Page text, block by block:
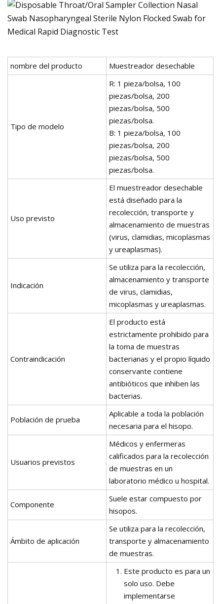
nombre del producto Muestreador desechable
Tipo de modelo
R: 1 pieza/bolsa, 100
piezas/bolsa, 200
piezas/bolsa, 500
piezas/bolsa.
B: 1 pieza/bolsa, 100
piezas/bolsa, 200
piezas/bolsa, 500
piezas/bolsa.
Uso previsto
El muestreador desechable
está diseñado para la
recolección, transporte y
almacenamiento de muestras
(virus, clamidias, micoplasmas
y ureaplasmas).
Indicación
Se utiliza para la recolección,
almacenamiento y transporte
de virus, clamidias,
micoplasmas y ureaplasmas.
Contraindicación
El producto está
estrictamente prohibido para
la toma de muestras
bacterianas y el propio líquido
conservante contiene
antibióticos que inhiben las
bacterias.
Población de prueba
Aplicable a toda la población
necesaria para el hisopo.
Usuarios previstos
Médicos y enfermeras
calificados para la recolección
de muestras en un
laboratorio médico u hospital.
Componente
Suele estar compuesto por
hisopos.
Ámbito de aplicación
Se utiliza para la recolección,
transporte y almacenamiento
de muestras.
Este producto es para un
solo uso. Debe
implementarse